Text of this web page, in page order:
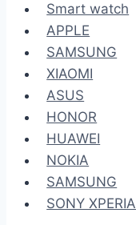
Smart watch
APPLE
SAMSUNG
XIAOMI
ASUS
HONOR
HUAWEI
NOKIA
SAMSUNG
SONY XPERIA